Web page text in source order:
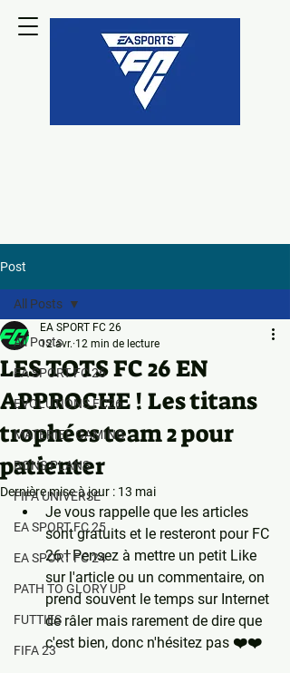
Post
All Posts
EA SPORT FC 26
EVOLUTIONS FC26
MATERIEL GAMING
BONS PLANS
FIFA UNIVERSE
EA SPORT FC 25
EA SPORT FC 24
PATH TO GLORY UP
FUTTIES
FIFA 23
All Posts
LES TOTS FC 26 EN
APPROCHE ! Les titans
trophées team 2 pour
patienter
EA SPORT FC 26
12 avr. 12 min de lecture
Dernière mise à jour : 13 mai
Je vous rappelle que les articles
sont gratuits et le resteront pour FC
26 ! Pensez à mettre un petit Like
sur l'article ou un commentaire, on
prend souvent le temps sur Internet
de râler mais rarement de dire que
c'est bien, donc n'hésitez pas ❤️❤️